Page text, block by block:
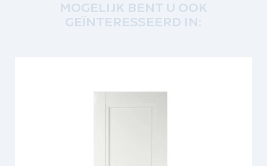
MOGELIJK BENT U OOK
GEÏNTERESSEERD IN: